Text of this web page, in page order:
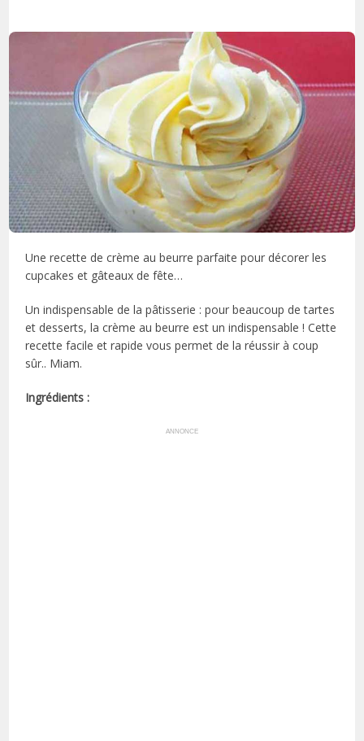
Une recette de crème au beurre parfaite pour décorer les
cupcakes et gâteaux de fête…
Un indispensable de la pâtisserie : pour beaucoup de tartes
et desserts, la crème au beurre est un indispensable ! Cette
recette facile et rapide vous permet de la réussir à coup
sûr.. Miam.
Ingrédients :
ANNONCE